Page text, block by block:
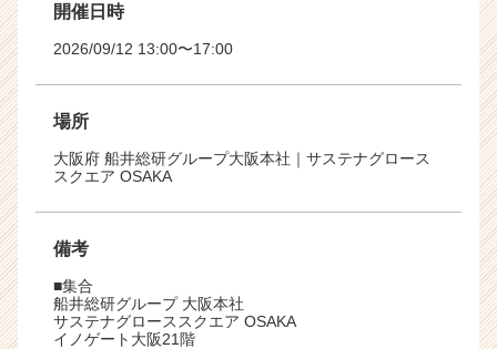
開催日時
2026/09/12 13:00〜17:00
場所
大阪府 船井総研グループ大阪本社｜サステナグロース
スクエア OSAKA
備考
■集合
船井総研グループ 大阪本社
サステナグローススクエア OSAKA
イノゲート大阪21階